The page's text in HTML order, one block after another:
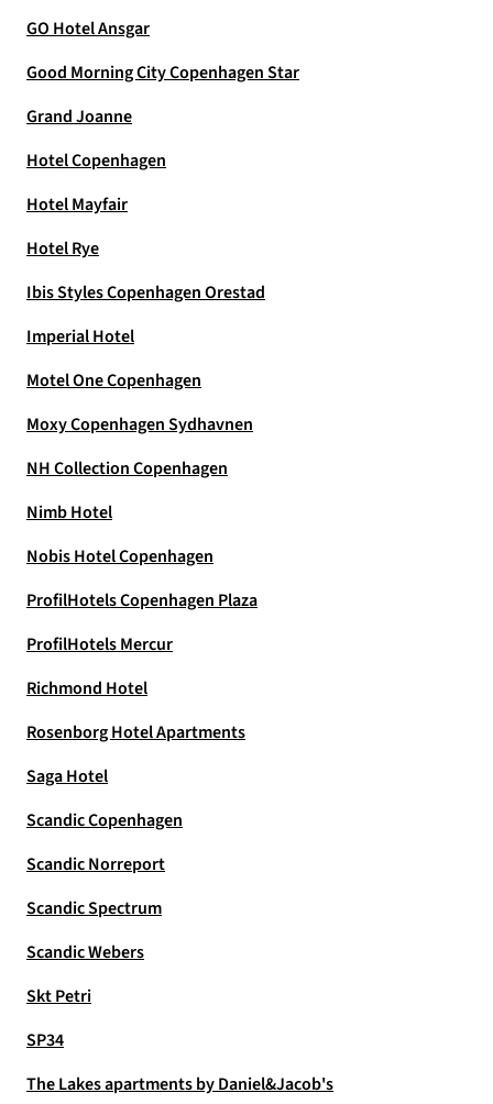
GO Hotel Ansgar
Good Morning City Copenhagen Star
Grand Joanne
Hotel Copenhagen
Hotel Mayfair
Hotel Rye
Ibis Styles Copenhagen Orestad
Imperial Hotel
Motel One Copenhagen
Moxy Copenhagen Sydhavnen
NH Collection Copenhagen
Nimb Hotel
Nobis Hotel Copenhagen
ProfilHotels Copenhagen Plaza
ProfilHotels Mercur
Richmond Hotel
Rosenborg Hotel Apartments
Saga Hotel
Scandic Copenhagen
Scandic Norreport
Scandic Spectrum
Scandic Webers
Skt Petri
SP34
The Lakes apartments by Daniel&Jacob's